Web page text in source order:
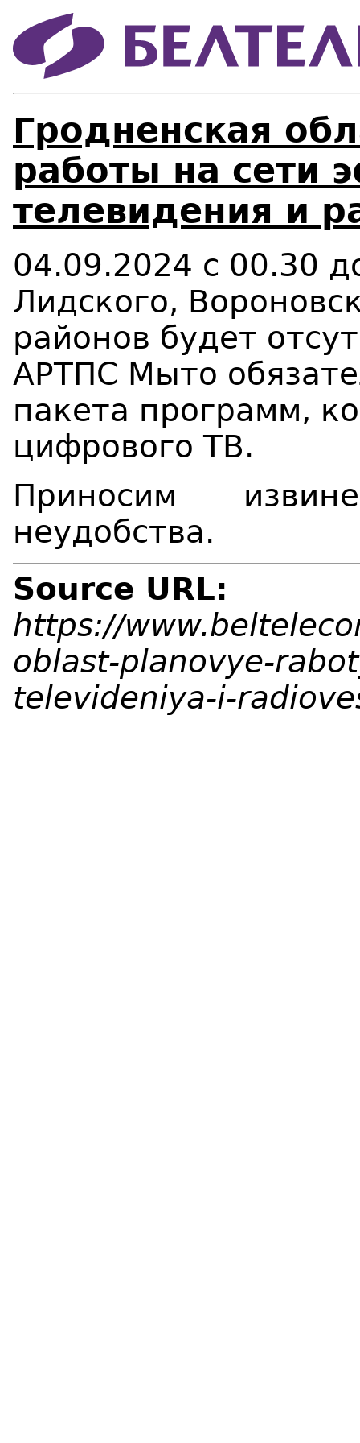
Гродненская
работы на сети
телевидения и
04.09.2024 с 00.30
Лидского,
районов будет
АРТПС Мыто
пакета программ,
цифрового ТВ.
Приносим
неудобства.
Source URL:
https://
oblast-planovye-
televideniya-i-